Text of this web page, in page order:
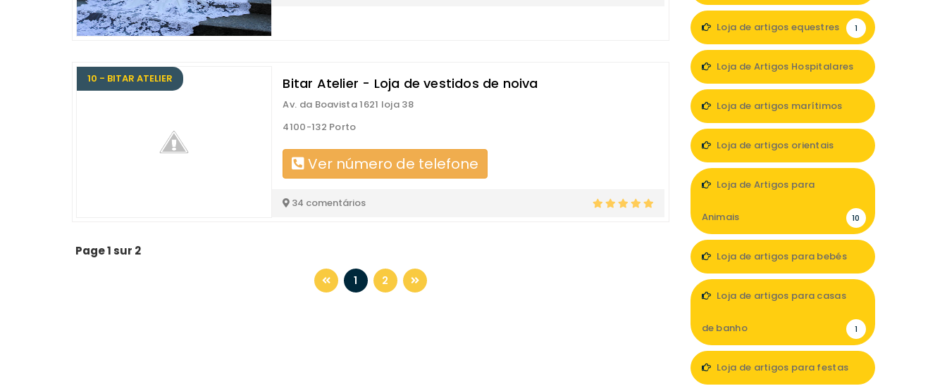
10 - BITAR ATELIER Bitar Atelier - Loja de vestidos de noiva
Av. da Boavista 1621 loja 38
4100-132 Porto
Ver número de telefone
34 comentários
Page 1 sur 2
1 2
Loja de artigos equestres 1
Loja de Artigos Hospitalares
Loja de artigos marítimos
Loja de artigos orientais
Loja de Artigos para
Animais 10
Loja de artigos para bebés
Loja de artigos para casas
de banho 1
Loja de artigos para festas